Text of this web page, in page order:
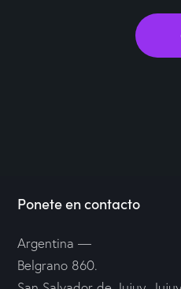
Ponete en contacto
Argentina —
Belgrano 860.